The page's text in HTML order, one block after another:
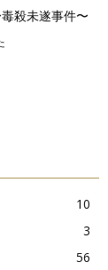
殺未遂事件〜
10
3
56